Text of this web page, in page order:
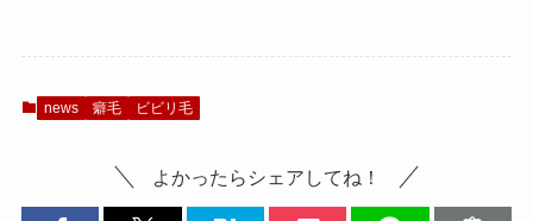
news 癖毛 ビビリ毛
よかったらシェアしてね！